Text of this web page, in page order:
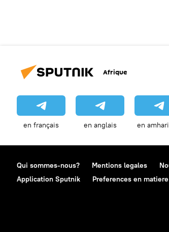
Afrique
en français en anglais en
Qui sommes-nous? Mentions legales
Application Sputnik
Preferences en